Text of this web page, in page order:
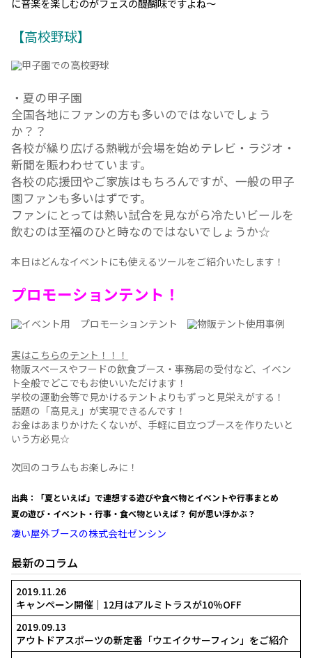
りんご音楽祭や焼來肉ロックフェスなどが有名です！
アーティストのグッズ物販や人気飲食店とコラボしたフード
特にアーティスト×人気店の飲食ブースは完売必至のようで
す！！
良い天気の中、身体を動かしながら限定のメニューとお酒と
に音楽を楽しむのがフェスの醍醐味ですよね～
【高校野球】
全国各地にファンの方も多いのではないでしょう
か？？
各校が繰り広げる熱戦が会場を始めテレビ・ラジ
新聞を賑わわせています。
各校の応援団やご家族はもちろんですが、一般の
園ファンも多いはずです。
ファンにとっては熱い試合を見ながら冷たいビー
飲むのは至福のひと時なのではないでしょうか☆
本日はどんなイベントにも使えるツールをご紹介いたします
プロモーションテント！
実はこちらのテント！！！
物販スペースやフードの飲食ブース・事務局の受付など、イ
ト全般でどこでもお使いいただけます！
学校の運動会等で見かけるテントよりもずっと見栄えがする
話題の「高見え」が実現できるんです！
お金はあまりかけたくないが、手軽に目立つブースを作りた